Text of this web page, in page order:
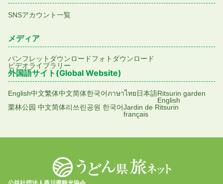
SNSアカウント一覧
メディア
パンフレットダウンロードフォトダウンロード
ビデオライブラリー
外国語サイト(Global Website)
English中文繁体中文简体한국어ภาษาไทย日本語Ritsurin garden
English
栗林公园 中文简体리쓰린공원 한국어Jardin de Ritsurin
français